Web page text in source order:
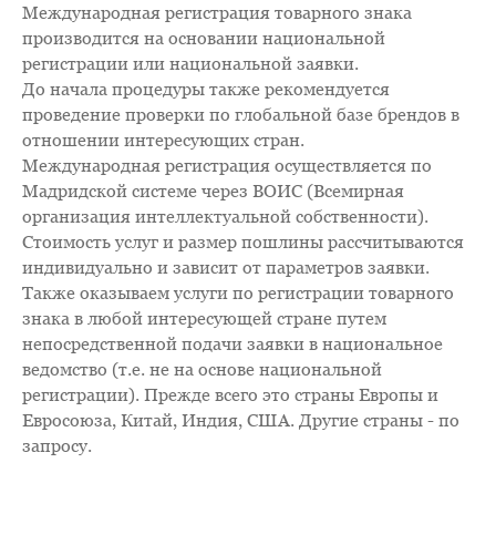
Международная регистрация товарного знака
производится на основании национальной
регистрации или национальной заявки.
До начала процедуры также рекомендуется
проведение проверки по глобальной базе брендов в
отношении интересующих стран.
Международная регистрация осуществляется по
Мадридской системе через ВОИС (Всемирная
организация интеллектуальной собственности).
Стоимость услуг и размер пошлины рассчитываются
индивидуально и зависит от параметров заявки.
Также оказываем услуги по регистрации товарного
знака в любой интересующей стране путем
непосредственной подачи заявки в национальное
ведомство (т.е. не на основе национальной
регистрации). Прежде всего это страны Европы и
Евросоюза, Китай, Индия, США. Другие страны - по
запросу.